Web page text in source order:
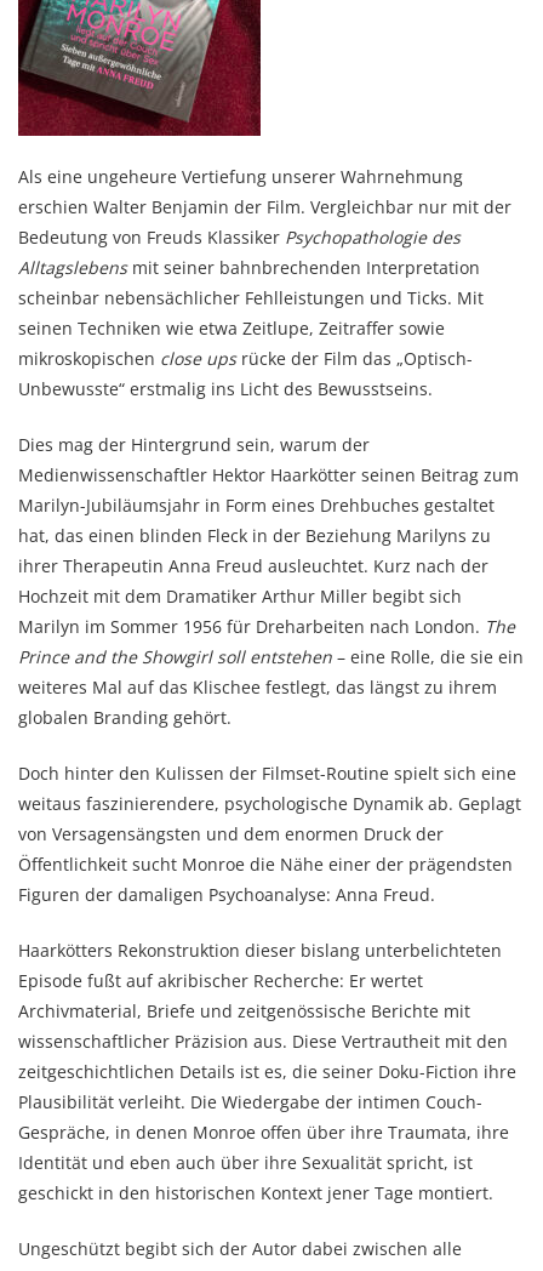
Als eine ungeheure Vertiefung unserer Wahrnehmung
erschien Walter Benjamin der Film. Vergleichbar nur mit der
Bedeutung von Freuds Klassiker Psychopathologie des
Alltagslebensmit seiner bahnbrechenden Interpretation
scheinbar nebensächlicher Fehlleistungen und Ticks. Mit
seinen Techniken wie etwa Zeitlupe, Zeitraffer sowie
mikroskopischen close upsrücke der Film das „Optisch-
Unbewusste“ erstmalig ins Licht des Bewusstseins.
Dies mag der Hintergrund sein, warum der
Medienwissenschaftler Hektor Haarkötter seinen Beitrag zum
Marilyn-Jubiläumsjahr in Form eines Drehbuches gestaltet
hat, das einen blinden Fleck in der Beziehung Marilyns zu
ihrer Therapeutin Anna Freud ausleuchtet. Kurz nach der
Hochzeit mit dem Dramatiker Arthur Miller begibt sich
Marilyn im Sommer 1956 für Dreharbeiten nach London. The
Prince and the Showgirl soll entstehen – eine Rolle, die sie ein
weiteres Mal auf das Klischee festlegt, das längst zu ihrem
globalen Branding gehört.
Doch hinter den Kulissen der Filmset-Routine spielt sich eine
weitaus faszinierendere, psychologische Dynamik ab. Geplagt
von Versagensängsten und dem enormen Druck der
Öffentlichkeit sucht Monroe die Nähe einer der prägendsten
Figuren der damaligen Psychoanalyse: Anna Freud.
Haarkötters Rekonstruktion dieser bislang unterbelichteten
Episode fußt auf akribischer Recherche: Er wertet
Archivmaterial, Briefe und zeitgenössische Berichte mit
wissenschaftlicher Präzision aus. Diese Vertrautheit mit den
zeitgeschichtlichen Details ist es, die seiner Doku-Fiction ihre
Plausibilität verleiht. Die Wiedergabe der intimen Couch-
Gespräche, in denen Monroe offen über ihre Traumata, ihre
Identität und eben auch über ihre Sexualität spricht, ist
geschickt in den historischen Kontext jener Tage montiert.
Ungeschützt begibt sich der Autor dabei zwischen alle